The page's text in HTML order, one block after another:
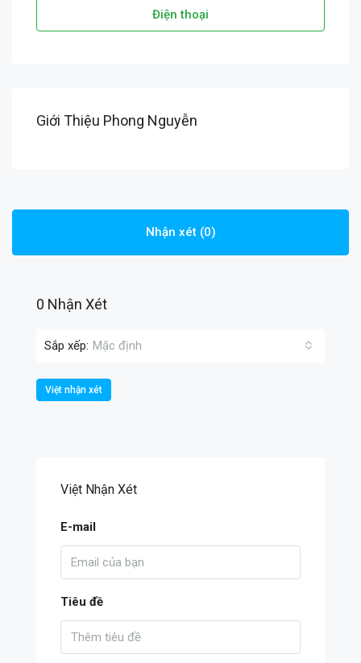
Điện thoại
Giới Thiệu Phong Nguyễn
Nhận xét (0)
0 Nhận Xét
Sắp xếp: Mặc định
Việt nhận xét
Việt Nhận Xét
E-mail
Tiêu đề